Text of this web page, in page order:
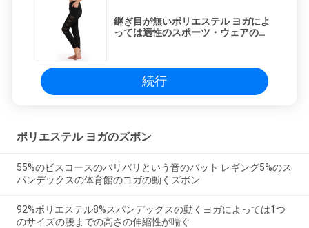
継ぎ目が無いポリエステル ヨガによ
っては適性のスポーツ・ウェアの通
続行
ポリエステル ヨガのズボン
55%のビスコースのバリバリという音のバット レギング5%のス
パンデックスの体育館のヨガの動くズボン
92%ポリエステル8%スパンデックスの動くヨガによっては1つ
のサイズの腰までの高さの伸縮性が喘ぐ